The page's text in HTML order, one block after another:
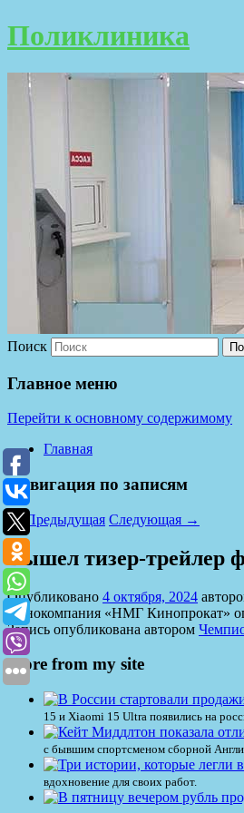
Поликлиника
Поиск
Главное меню
Перейти к основному содержимому
Главная
Навигация по записям
←Предыдущая Следующая →
Вышел тизер-трейлер
Опубликовано 4 октября, 2024
Кинокомпания «НМГ Кинопрокат»
Запись опубликована автором
More from my site
15 и Xiaomi 15 Ultra появились на
с бывшим спортсменом сборной
вдохновение для своих работ.